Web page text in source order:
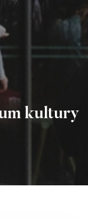
kultury